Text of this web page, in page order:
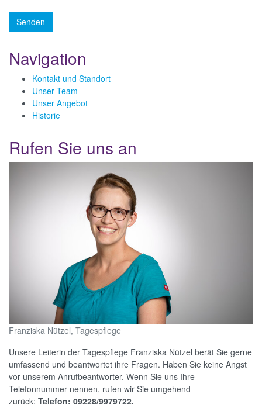
Senden
Navigation
Kontakt und Standort
Unser Team
Unser Angebot
Historie
Rufen Sie uns an
Franziska Nützel, Tagespflege
Unsere Leiterin der Tagespflege Franziska Nützel berät Sie gerne
umfassend und beantwortet ihre Fragen. Haben Sie keine Angst
vor unserem Anrufbeantworter. Wenn Sie uns Ihre
Telefonnummer nennen, rufen wir Sie umgehend
zurück: Telefon: 09228/9979722.